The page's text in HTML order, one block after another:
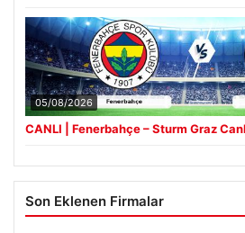
05/08/2026
CANLI | Fenerbahçe – Sturm Graz
Son Eklenen Firmalar